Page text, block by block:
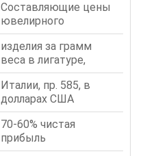
Составляющие цены
ювелирного
изделия за грамм
веса в лигатуре,
Италии, пр. 585, в
долларах США
70-60% чистая
прибыль